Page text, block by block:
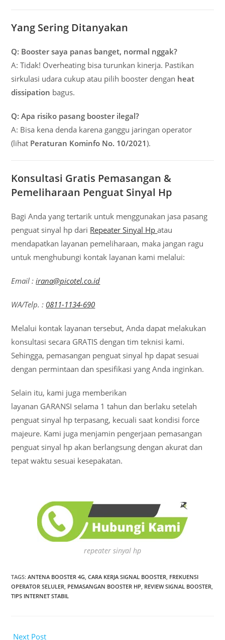
Yang Sering Ditanyakan
Q: Booster saya panas banget, normal nggak?
A: Tidak! Overheating bisa turunkan kinerja. Pastikan
sirkulasi udara cukup atau pilih booster dengan heat
dissipation bagus.
Q: Apa risiko pasang booster ilegal?
A: Bisa kena denda karena ganggu jaringan operator
(lihat Peraturan Kominfo No. 10/2021).
Konsultasi Gratis Pemasangan &
Pemeliharaan Penguat Sinyal Hp
Bagi Anda yang tertarik untuk menggunakan jasa pasang
penguat sinyal hp dari Repeater Sinyal Hpatau
mendapatkan layanan pemeliharaan, maka jangan ragu
untuk menghubungi kontak layanan kami melalui:
Email :irana@picotel.co.id
WA/Telp. : 0811-1134-690
Melalui kontak layanan tersebut, Anda dapat melakukan
konsultasi secara GRATIS dengan tim teknisi kami.
Sehingga, pemasangan penguat sinyal hp dapat sesuai
dengan permintaan dan spesifikasi yang Anda inginkan.
Selain itu, kami juga memberikan
layanan GARANSI selama 1 tahun dan berlaku setelah
penguat sinyal hp terpasang, kecuali saat kondisi force
majeure. Kami juga menjamin pengerjaan pemasangan
penguat sinyal hp akan berlangsung dengan akurat dan
tepat waktu sesuai kesepakatan.
repeater sinyal hp
TAGS:ANTENA BOOSTER 4G CARA KERJA SIGNAL BOOSTER FREKUENSI
OPERATOR SELULER PEMASANGAN BOOSTER HP REVIEW SIGNAL BOOSTER
TIPS INTERNET STABIL
Read
Next Post